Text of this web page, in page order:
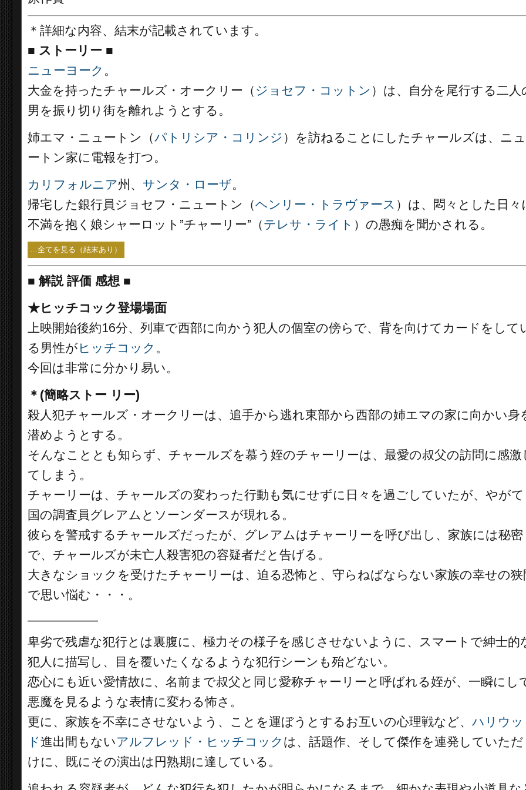
＊詳細な内容、結末が記載されています。
■ ストーリー ■
ニューヨーク 。
大金を持ったチャールズ・オークリー（ ジョセフ・コットン ）は、自分を尾行する二人
男を振り切り街を離れようとする。
姉エマ・ニュートン（パトリシア・コリンジ ）を訪ねることにしたチャールズは、ニュ
ートン家に電報を打つ。
カリフォルニア州、 サンタ・ローザ。
帰宅した銀行員ジョセフ・ニュートン（ヘンリー・トラヴァース ）は、悶々とした日々
不満を抱く娘シャーロット”チャーリー”（テレサ・ライト ）の愚痴を聞かされる。
...全てを見る（結末あり）
■ 解説 評価 感想 ■
★ヒッチコック登場場面
上映開始後約16分、列車で西部に向かう犯人の個室の傍らで、背を向けてカードをして
る男性が ヒッチコック 。
今回は非常に分かり易い。
＊(簡略ストー リー)
殺人犯チャールズ・オークリーは、追手から逃れ東部から西部の姉エマの家に向かい身
潜めようとする。
そんなこととも知らず、チャールズを慕う姪のチャーリーは、最愛の叔父の訪問に感激
てしまう。
チャーリーは、チャールズの変わった行動も気にせずに日々を過ごしていたが、やがて
国の調査員グレアムとソーンダースが現れる。
彼らを警戒するチャールズだったが、グレアムはチャーリーを呼び出し、家族には秘密
で、チャールズが未亡人殺害犯の容疑者だと告げる。
大きなショックを受けたチャーリーは、迫る恐怖と、守らねばならない家族の幸せの狭
で思い悩む・・・。
卑劣で残虐な犯行とは裏腹に、極力その様子を感じさせないように、スマートで紳士的
犯人に描写し、目を覆いたくなるような犯行シーンも殆どない。
恋心にも近い愛情故に、名前まで叔父と同じ愛称チャーリーと呼ばれる姪が、一瞬にし
悪魔を見るような表情に変わる怖さ。
更に、家族を不幸にさせないよう、ことを運ぼうとするお互いの心理戦など、 ハリウッ
ド進出間もないアルフレッド・ヒッチコック は、話題作、そして傑作を連発していただ
けに、既にその演出は円熟期に達している。